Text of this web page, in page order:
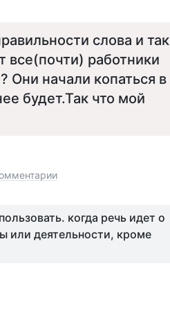
слова и так
все(почти) работники
Они начали копаться в
будет.Так что мой
когда речь идет о
или деятельности, кроме